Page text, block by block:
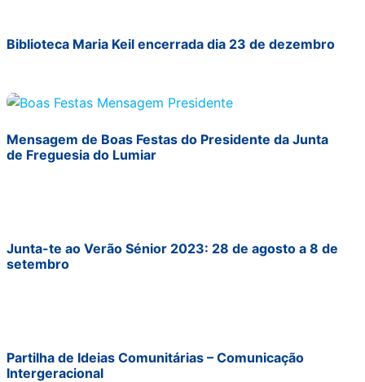
Biblioteca Maria Keil encerrada dia 23 de dezembro
Mensagem de Boas Festas do Presidente da Junta
de Freguesia do Lumiar
Junta-te ao Verão Sénior 2023: 28 de agosto a 8 de
setembro
Partilha de Ideias Comunitárias – Comunicação
Intergeracional